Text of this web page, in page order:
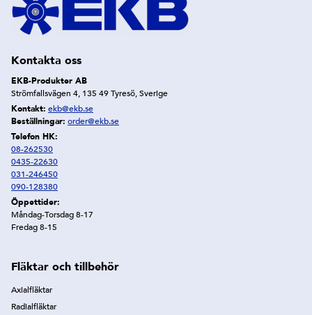
Kontakta oss
EKB-Produkter AB
Strömfallsvägen 4, 135 49 Tyresö, Sverige
Kontakt: ekb@ekb.se
Beställningar: order@ekb.se
Telefon HK:
08-262530
0435-22630
031-246450
090-128380
Öppettider:
Måndag-Torsdag 8-17
Fredag 8-15
Fläktar och tillbehör
Axialfläktar
Radialfläktar